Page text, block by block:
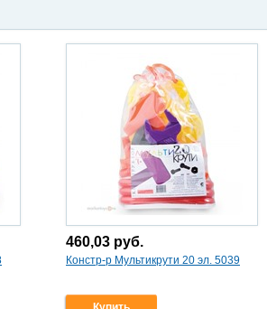
460,03 руб.
Констр-р Мультикрути 20 эл. 5039